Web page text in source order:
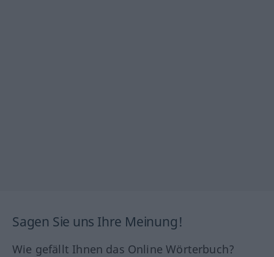
Sagen Sie uns Ihre Meinung!
Wie gefällt Ihnen das Online Wörterbuch?